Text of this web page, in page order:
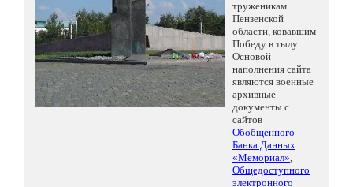
труженикам
Пензенской
области, ковавшим
Победу в тылу.
Основой
наполнения сайта
являются военные
архивные
документы с
сайтов
Обобщенного
Банка Данных
«Мемориал»,
Общедоступного
электронного